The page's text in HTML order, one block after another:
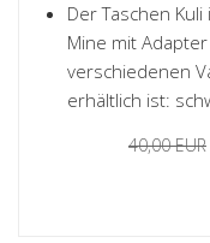
Der Taschen
Mine mit
verschiedenen
erhältlich ist:
40,00 EUR